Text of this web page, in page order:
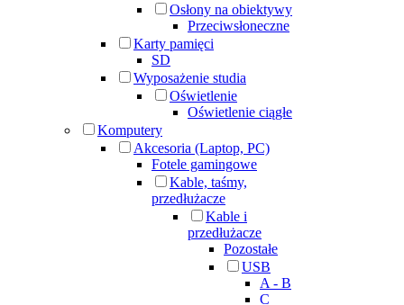
Osłony na obiektywy
Przeciwsłoneczne
Karty pamięci
SD
Wyposażenie studia
Oświetlenie
Oświetlenie ciągłe
Komputery
Akcesoria (Laptop, PC)
Fotele gamingowe
Kable, taśmy,
przedłużacze
Kable i
przedłużacze
Pozostałe
USB
A - B
C